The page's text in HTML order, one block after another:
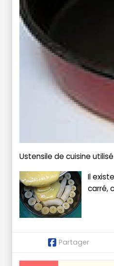
Ustensile de cuisine
Il
carré,
Partager